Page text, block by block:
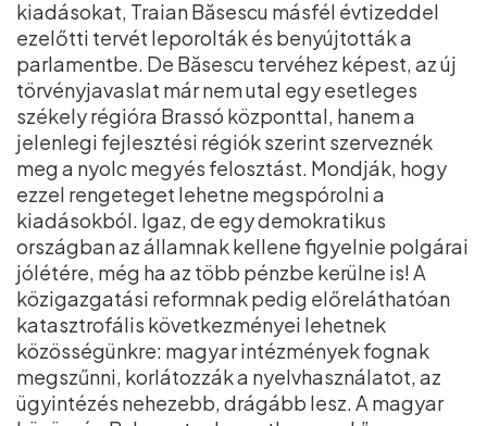
kiadásokat, Traian Băsescu másfél évtizeddel
ezelőtti tervét leporolták és benyújtották a
parlamentbe. De Băsescu tervéhez képest, az új
törvényjavaslat már nem utal egy esetleges
székely régióra Brassó központtal, hanem a
jelenlegi fejlesztési régiók szerint szerveznék
meg a nyolc megyés felosztást. Mondják, hogy
ezzel rengeteget lehetne megspórolni a
kiadásokból. Igaz, de egy demokratikus
országban az államnak kellene figyelnie polgárai
jólétére, még ha az több pénzbe kerülne is! A
közigazgatási reformnak pedig előreláthatóan
katasztrofális következményei lehetnek
közösségünkre: magyar intézmények fognak
megszűnni, korlátozzák a nyelvhasználatot, az
ügyintézés nehezebb, drágább lesz. A magyar